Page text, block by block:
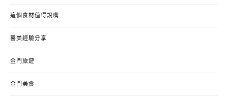
這個食材值得說嘴
醫美經驗分享
金門旅遊
金門美食